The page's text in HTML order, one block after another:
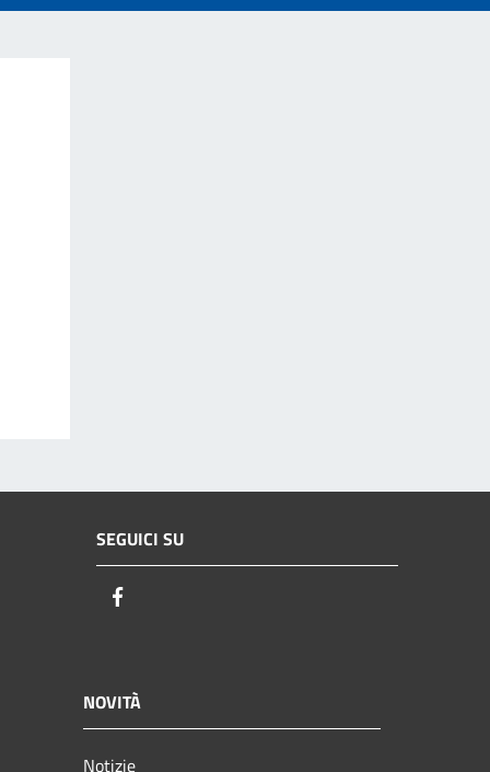
SEGUICI SU
NOVITÀ
Notizie